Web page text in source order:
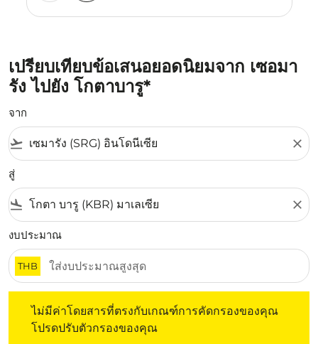
เปรียบเทียบข้อเสนอยอดนิยมจาก เซอมา
รัง ไปยัง โกตาบารู*
จาก
flight_takeoff close
สู่
flight_land close
งบประมาณ
THB
ไม่มีค่าโดยสารที่ตรงกับเกณฑ์การคัดกรองของคุณ
โปรดปรับตัวกรองของคุณ